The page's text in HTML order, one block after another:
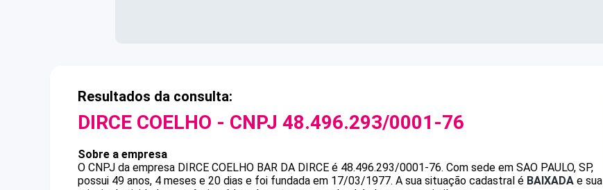
Resultados da consulta:
DIRCE COELHO - CNPJ 48.496.293/0001-76
Sobre a empresa
O CNPJ da empresa DIRCE COELHO BAR DA DIRCE é 48.496.293/0001-76. Com sede em SAO PAULO, SP,
possui 49 anos, 4 meses e 20 dias e foi fundada em 17/03/1977. A sua situação cadastral é BAIXADA e sua